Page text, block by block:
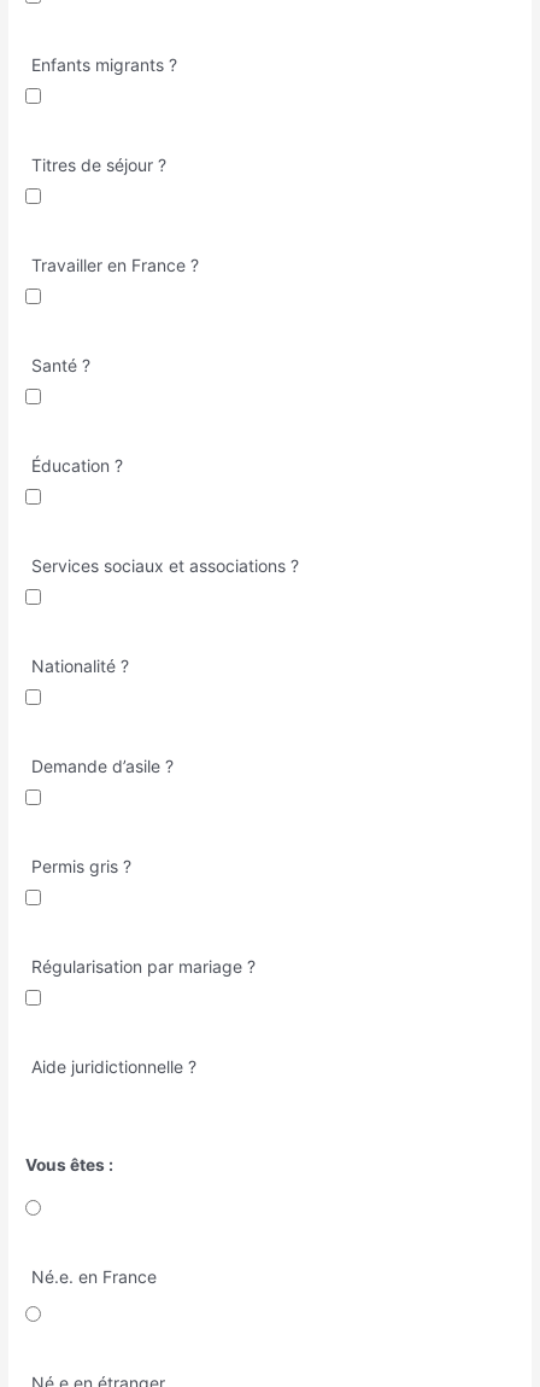
Enfants migrants ?
Titres de séjour ?
Travailler en France ?
Santé ?
Éducation ?
Services sociaux et associations ?
Nationalité ?
Demande d’asile ?
Permis gris ?
Régularisation par mariage ?
Aide juridictionnelle ?
Vous êtes :
Né.e. en France
Né.e en étranger